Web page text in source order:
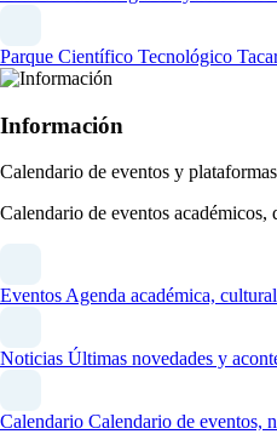
Parque Científico Tecnológico
Información
Calendario de eventos y
Calendario de eventos
Eventos Agenda académica,
Noticias Últimas novedades y
Calendario Calendario de eventos,